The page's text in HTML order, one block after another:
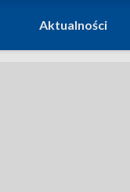
Aktualności